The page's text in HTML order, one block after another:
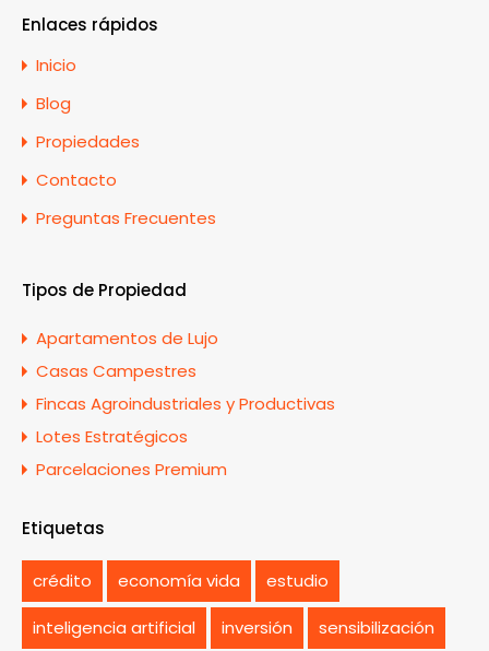
Enlaces rápidos
Inicio
Blog
Propiedades
Contacto
Preguntas Frecuentes
Tipos de Propiedad
Apartamentos de Lujo
Casas Campestres
Fincas Agroindustriales y Productivas
Lotes Estratégicos
Parcelaciones Premium
Etiquetas
crédito economía vida estudio
inteligencia artificial inversión sensibilización